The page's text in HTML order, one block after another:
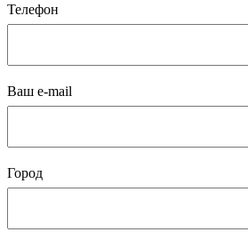
Телефон
Ваш e-mail
Город